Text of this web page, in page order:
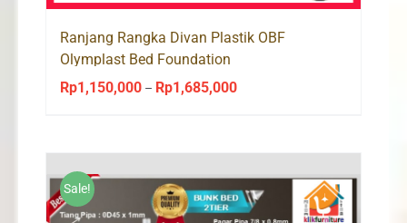
Ranjang Rangka Divan Plastik OBF
Olymplast Bed Foundation
Rp1,150,000 – Rp1,685,000Price
Rp1,685,000
Sale!